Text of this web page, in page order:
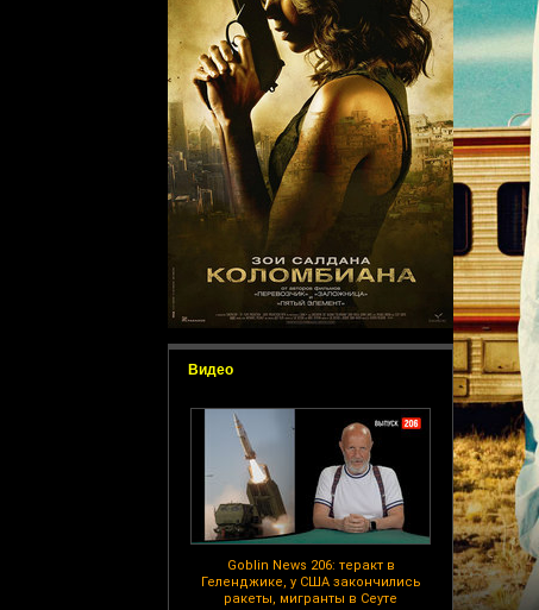
Видео
Goblin News 206: теракт в
Геленджике, у США закончились
ракеты, мигранты в Сеуте